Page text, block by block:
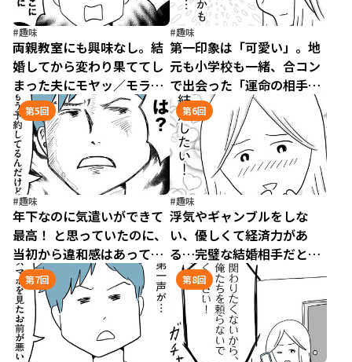
#趣味
両親教室にも興味なし。結
婚してから変わり果ててし
まった夫にモヤッ／モラハ
ラ夫討伐日記（3）
#趣味
第一印象は「可愛い」。地
元も小学校も一緒、合コン
で出会った「運命の相手」
／モラハラ夫討伐日記
（4）
第5回
#趣味
年下なのに気遣いができて
最高！ と思っていたのに、
当初から違和感はあって…
／モラハラ夫討伐日記
（5）
第6回
#趣味
浮気やギャンブルをしな
い、優しくて経済力があ
る…完璧な結婚相手だと思
ってたのに／モラハラ夫討
伐日記（6）
第7回 第8回